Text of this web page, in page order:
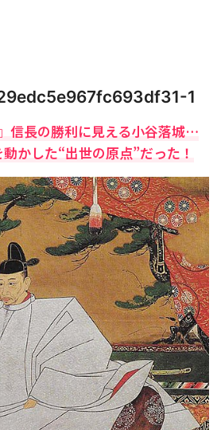
1
信長の勝利に見える小谷落城…
かした“出世の原点”だった！